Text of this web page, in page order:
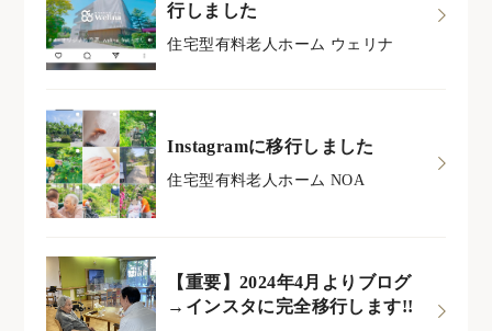
行しました
住宅型有料老人ホーム ウェリナ
Instagramに移行しました
住宅型有料老人ホーム NOA
【重要】2024年4月よりブログ
→インスタに完全移行します!!